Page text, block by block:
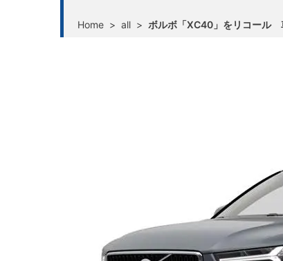
Home > all > ボルボ「XC40」をリコール